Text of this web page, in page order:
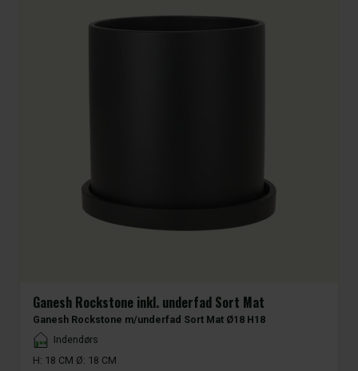
Ganesh Rockstone inkl. underfad Sort Mat
Ganesh Rockstone m/underfad Sort Mat Ø18 H18
Placement
Indendørs
H: 18 CM Ø: 18 CM